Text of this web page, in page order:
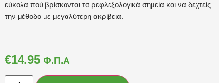
εύκολα πού βρίσκονται τα ρεφλεξολογικά σημεία και να δεχτείς
την μέθοδο με μεγαλύτερη ακρίβεια.
€14.95 Φ.Π.Α